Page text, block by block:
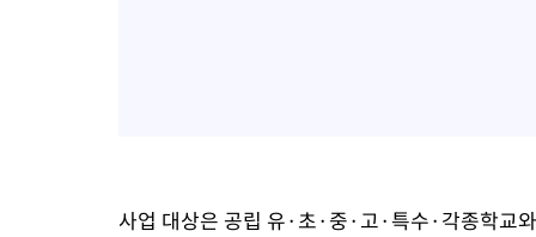
사업 대상은 공립 유·초·중·고·특수·각종학교